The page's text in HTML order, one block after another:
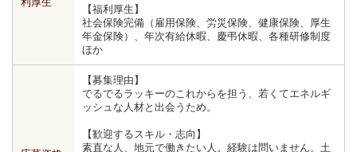
【福利厚生】
社会保険完備（雇用保険、労災保険、健康保険、厚生
年金保険）、年次有給休暇、慶弔休暇、各種研修制度
ほか
【募集理由】
でるでるラッキーのこれからを担う、若くてエネルギ
ッシュな人材と出会うため。
【歓迎するスキル・志向】
素直な人、地元で働きたい人。経験は問いません。土